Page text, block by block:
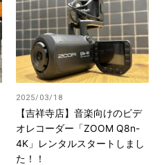
2025/03/18
【吉祥寺店】音楽向けのビデ
オレコーダー「ZOOM Q8n-
4K」レンタルスタートしまし
た！！